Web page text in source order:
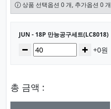
상품 선택옵션 0 개, 추가옵션 0 개
선택된 옵션
JUN - 18P 만능공구세트(LC8018)
수량감소 증가+0원
총 금액 :